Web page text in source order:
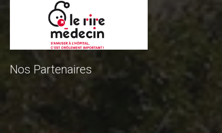
Nos Partenaires